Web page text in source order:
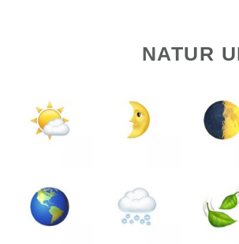
NATUR